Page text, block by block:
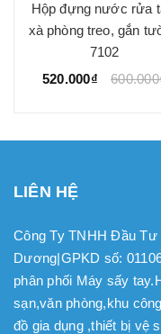
Hộp đựng nước rửa
xà phòng treo, gắn
7102
520.000₫
LIÊN HỆ
Công Ty TNHH Đầu
Dương|GPKD số:
phân phối Máy sấy
sạn,văn phòng,khu
đồ gia dụng ,thiết bị vệ